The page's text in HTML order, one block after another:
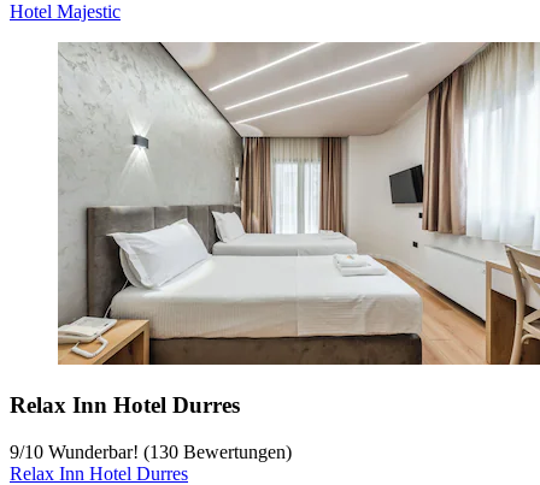
Hotel Majestic
Relax Inn Hotel Durres
9/10 Wunderbar! (130 Bewertungen)
Relax Inn Hotel Durres